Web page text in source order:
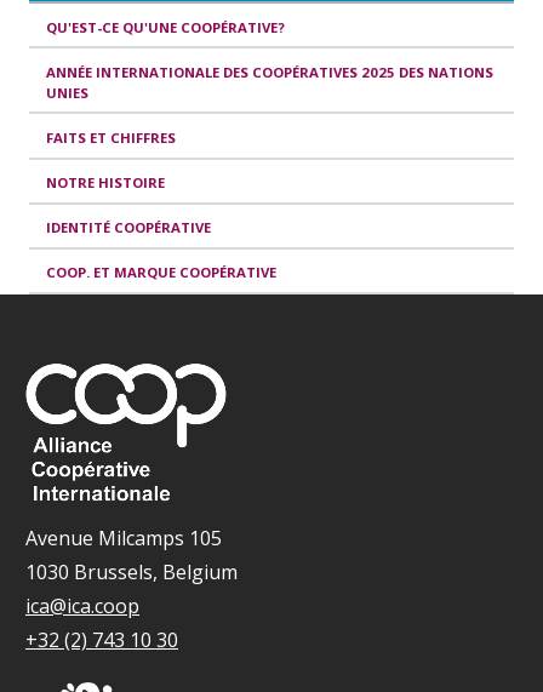
QU'EST-CE QU'UNE COOPÉRATIVE?
ANNÉE INTERNATIONALE DES COOPÉRATIVES 2025 DES NATIONS
UNIES
FAITS ET CHIFFRES
NOTRE HISTOIRE
IDENTITÉ COOPÉRATIVE
COOP. ET MARQUE COOPÉRATIVE
Avenue Milcamps 105
1030 Brussels, Belgium
ica@ica.coop
+32 (2) 743 10 30